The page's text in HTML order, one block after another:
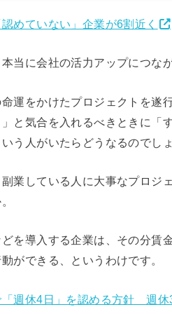
めていない」企業が6割近く
当に会社の活力アップにつな
運をかけたプロジェクトを遂
と気合を入れるべきときに「
う人がいたらどうなるのでしょ
業している人に大事なプロジ
を導入する企業は、その分賃
ができる、というわけです。
週休4日」を認める方針 週休